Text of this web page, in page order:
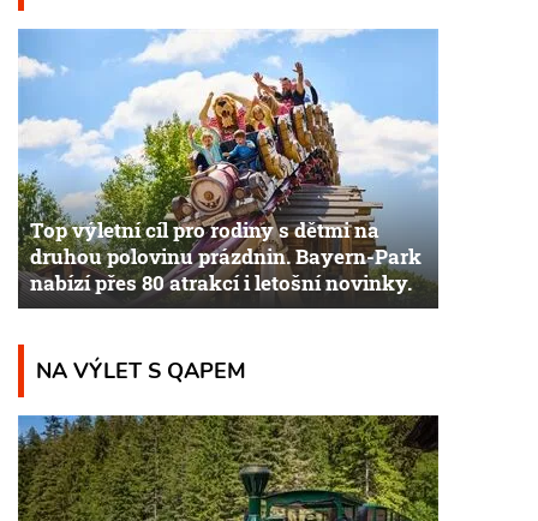
Top výletní cíl pro rodiny s dětmi na
druhou polovinu prázdnin. Bayern-Park
nabízí přes 80 atrakcí i letošní novinky.
NA VÝLET S QAPEM